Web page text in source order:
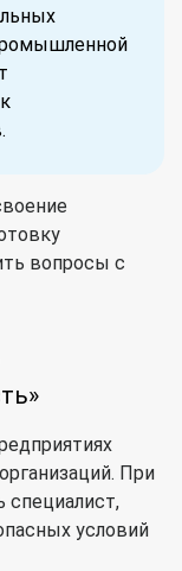
вопросы с
»
При
специалист,
условий